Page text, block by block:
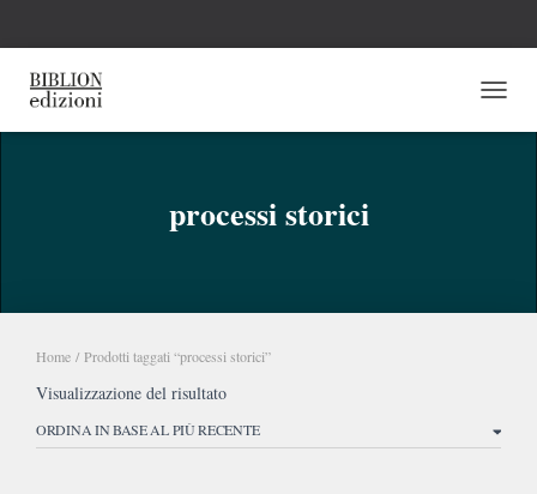
processi storici
Home / Prodotti taggati “processi storici”
Visualizzazione del risultato